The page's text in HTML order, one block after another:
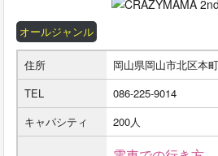
オールジャンル
住所
岡山県岡山市北区本
TEL
086-225-9014
キャパシティ
200人